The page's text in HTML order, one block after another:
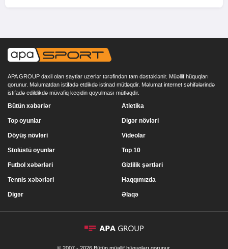
APA GROUP daxil olan saytlar uzerlər tərəfindən tam dəstəklənir. Müəllif hüquqları
qorunur. Məlumatdan istifadə etdikdə istinad mütləqdir. Məlumat internet səhifələrində
istifadə edildikdə müvafiq keçidin qoyulması mütləqdir.
Bütün xəbərlər
Top oyunlar
Döyüş növləri
Stolüstü oyunlar
Atletika
Digər növləri
Videolar
Top 10
Futbol xəbərləri
Tennis xəbərləri
Digər
Gizlilik şərtləri
Haqqımızda
Əlaqə